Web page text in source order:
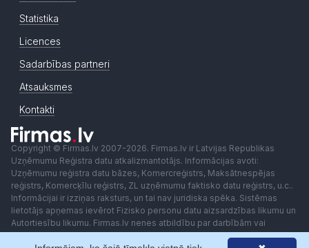
Statistika
Licences
Sadarbības partneri
Atsauksmes
Kontakti
Copyright © Firmas.lv 2007-2026. Firmas.lv ir Latvijas Republikas
Uzņēmumu Reģistra datu atkalizmantotājs. Informācijas avoti:
Uzņēmumu reģistra datu bāzes, Komercreģistrs, Maksātnespējas
reģistrs, Komercķīlu reģistrs, ZL uzņēmumu faktisko datu reģistrs, u.c..
Informācijai ir izziņas raksturs, un tai nav juridiska spēka. Sistēmas
lietotājs apņemas ievērot Fizisko personu datu aizsardzības likumu un
Autortiesību likumu. Firmas.lv nenes atbildību par darbībām vai
lēmumiem, kas balstīti uz saņemto pakalpojumu. Lietotājam aizliegts